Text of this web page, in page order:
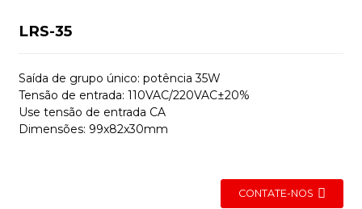
LRS-35
Saída de grupo único: potência 35W
Tensão de entrada: 110VAC/220VAC±20%
Use tensão de entrada CA
Dimensões: 99x82x30mm
CONTATE-NOS